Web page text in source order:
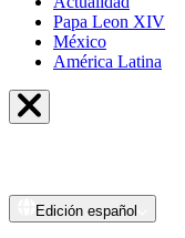
Papa Leon XIV
México
América Latina
Edición español